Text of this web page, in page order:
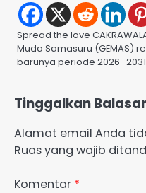
Spread the love
Muda Samasuru (GEMAS)
barunya periode
Tinggalkan
Alamat email Anda
Ruas yang wajib
Komentar *